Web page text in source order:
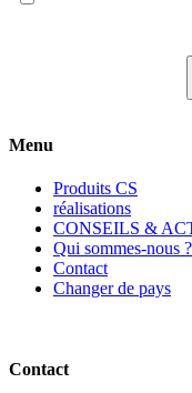
Menu
Produits CS
réalisations
CONSEILS &
Qui sommes-nous ?
Contact
Changer de pays
Contact